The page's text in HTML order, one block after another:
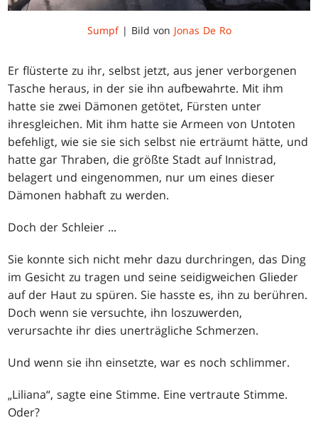
Sumpf| Bild von Jonas De Ro
Er flüsterte zu ihr, selbst jetzt, aus jener verborgenen
Tasche heraus, in der sie ihn aufbewahrte. Mit ihm
hatte sie zwei Dämonen getötet, Fürsten unter
ihresgleichen. Mit ihm hatte sie Armeen von Untoten
befehligt, wie sie sie sich selbst nie erträumt hätte, und
hatte gar Thraben, die größte Stadt auf Innistrad,
belagert und eingenommen, nur um eines dieser
Dämonen habhaft zu werden.
Doch der Schleier ...
Sie konnte sich nicht mehr dazu durchringen, das Ding
im Gesicht zu tragen und seine seidigweichen Glieder
auf der Haut zu spüren. Sie hasste es, ihn zu berühren.
Doch wenn sie versuchte, ihn loszuwerden,
verursachte ihr dies unerträgliche Schmerzen.
Und wenn sie ihn einsetzte, war es noch schlimmer.
„Liliana“, sagte eine Stimme. Eine vertraute Stimme.
Oder?